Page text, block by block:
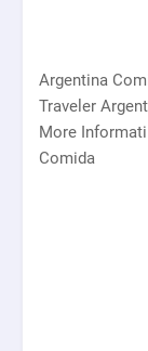
Argentina
Traveler
More
Comida